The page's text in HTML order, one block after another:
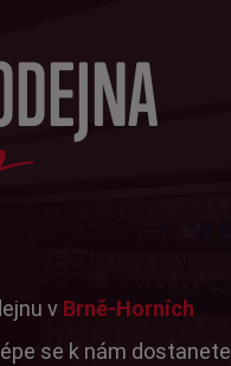
v Brně-Horních
se k nám dostanete